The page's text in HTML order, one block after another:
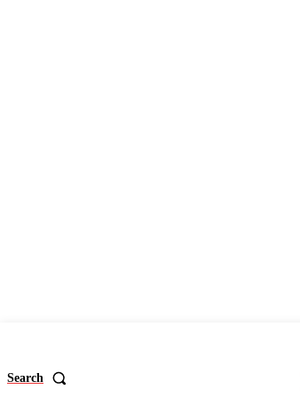
Search